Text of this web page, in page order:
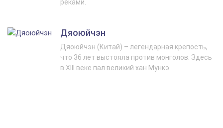
реками.
Дяоюйчэн
Дяоюйчэн (Китай) – легендарная крепость,
что 36 лет выстояла против монголов. Здесь
в XIII веке пал великий хан Мункэ.